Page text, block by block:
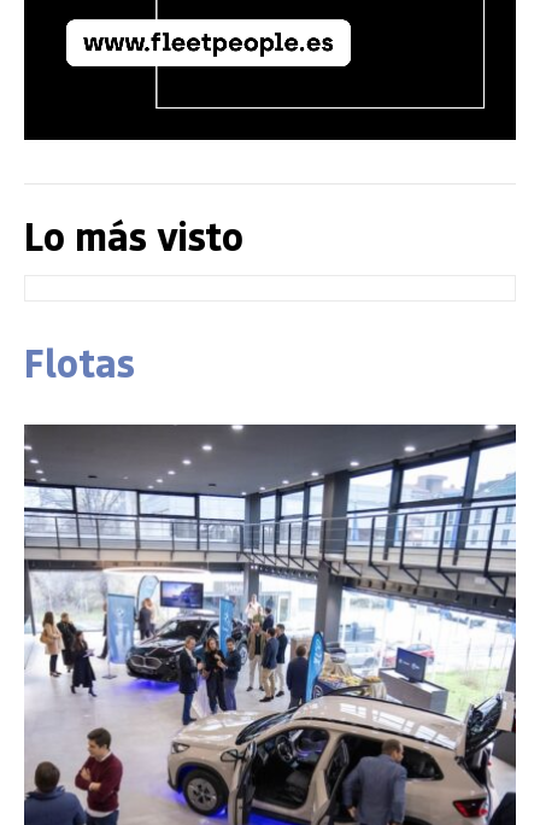
Lo más visto
Flotas